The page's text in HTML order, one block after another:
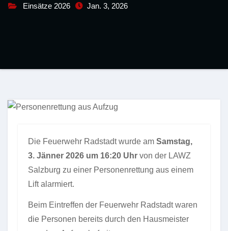
Einsätze 2026 Jan. 3, 2026
Die Feuerwehr Radstadt wurde am Samstag,
3. Jänner 2026 um 16:20 Uhr von der LAWZ
Salzburg zu einer Personenrettung aus einem
Lift alarmiert.
Beim Eintreffen der Feuerwehr Radstadt waren
die Personen bereits durch den Hausmeister